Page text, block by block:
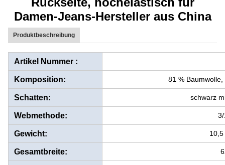
Damen-Jeans-Hersteller aus China
Produktbeschreibung
Artikel Nummer :
Komposition: 81 %
Schatten: schwarz
Webmethode:
Gewicht: 10,5
Gesamtbreite: